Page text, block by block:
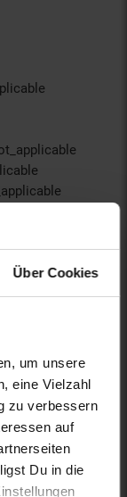
Über Cookies
um unsere
eine Vielzahl
zu verbessern
auf
Du in die
Streetwear
innen